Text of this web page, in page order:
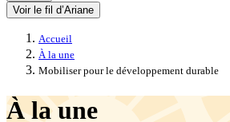
Voir le fil d’Ariane
Accueil
À la une
Mobiliser pour le développement durable
À la une